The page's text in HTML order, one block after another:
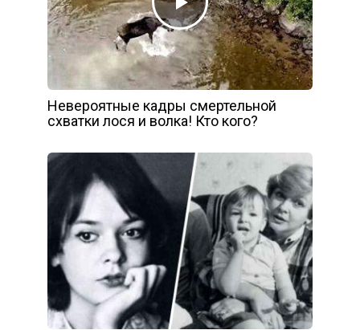
Невероятные кадры смертельной
схватки лося и волка! Кто кого?